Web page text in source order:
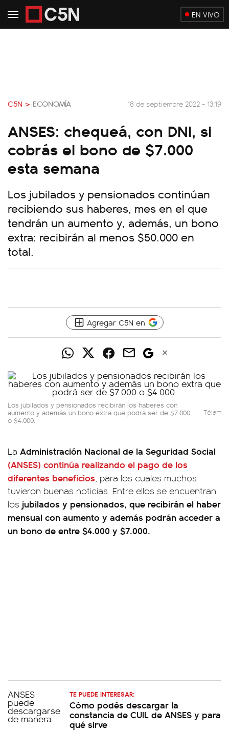
EN VIVO
C5N > ECONOMÍA 18 de septiembre 2022 - 13:19
ANSES: chequeá, con DNI, si
cobrás el bono de $7.000
esta semana
Los jubilados y pensionados continúan
recibiendo sus haberes, mes en el que
tendrán un aumento y, además, un bono
extra: recibirán al menos $50.000 en
total.
Agregar C5N en
Los jubilados y pensionados recibirán los haberes con
aumento y además un bono extra que podrá ser de $7.000
o $4.000.
Télam
La Administración Nacional de la Seguridad Social
(ANSES) continúa realizando el pago de los
diferentes beneficios, para los cuales muchos
tuvieron buenas noticias. Entre ellos se encuentran
los jubilados y pensionados, que recibirán el haber
mensual con aumento y además podrán acceder a
un bono de entre $4.000 y $7.000.
TE PUEDE INTERESAR:
Cómo podés descargar la
constancia de CUIL de ANSES y para
qué sirve